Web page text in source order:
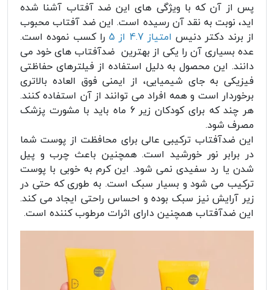
پس از آن که با ویژگی های این ضد آفتاب آشنا شده
اید، نوبت به نقد آن رسیده است. این ضد آفتاب محبوب
از برند دکتر دنیسامتیاز 4.7 از 5
را کسب نموده است.
عده بسیاری آن را یکی از بهترین ضدآفتاب های خود می
دانند. این محصول به دلیل استفاده از فیلترهای حفاظتی
فیزیکی به جای شیمیایی، از ایمنی فوق العاده بالاتری
برخوردار است و همه افراد می توانند از آن استفاده کنند.
هر چند که برای کودکان زیر 6 ماه باید با مشورت پزشک
مصرف شود.
این ضدآفتاب ترکیبی عالی برای محافظت از پوست شما
در برابر نور خورشید است. همچنین باعث چرب و پیل
شدن یا رد سفیدی نمی شود. این کرم به خوبی با پوست
ترکیب می شود و بسیار سبک است. به طوری که حتی در
زیر آرایش نیز سبک بوده و احساس راحتی ایجاد می کند.
این ضدآفتاب همچنین دارای اثرات مرطوب کننده است.